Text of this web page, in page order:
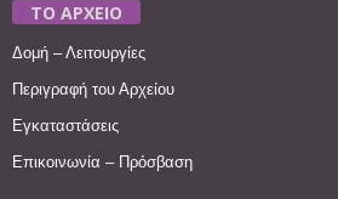
ΤΟ ΑΡΧΕΙΟ
Δομή – Λειτουργίες
Περιγραφή του Αρχείου
Εγκαταστάσεις
Επικοινωνία – Πρόσβαση